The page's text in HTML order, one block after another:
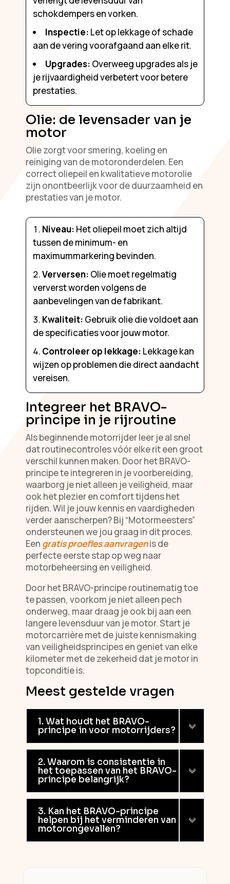
schokdempers en vorken.
Inspectie: Let op lekkage of schade
aan de vering voorafgaand aan elke rit.
Upgrades: Overweeg upgrades als je
je rijvaardigheid verbetert voor betere
prestaties.
Olie: de levensader van je
motor
Olie zorgt voor smering, koeling en
reiniging van de motoronderdelen. Een
correct oliepeil en kwalitatieve motorolie
zijn onontbeerlijk voor de duurzaamheid en
prestaties van je motor.
Niveau: Het oliepeil moet zich altijd
tussen de minimum- en
maximummarkering bevinden.
Verversen: Olie moet regelmatig
ververst worden volgens de
aanbevelingen van de fabrikant.
Kwaliteit: Gebruik olie die voldoet aan
de specificaties voor jouw motor.
Controleer op lekkage: Lekkage kan
wijzen op problemen die direct aandacht
vereisen.
Integreer het BRAVO-
principe in je rijroutine
Als beginnende motorrijder leer je al snel
dat routinecontroles vóór elke rit een groot
verschil kunnen maken. Door het BRAVO-
principe te integreren in je voorbereiding,
waarborg je niet alleen je veiligheid, maar
ook het plezier en comfort tijdens het
rijden. Wil je jouw kennis en vaardigheden
verder aanscherpen? Bij “Motormeesters”
ondersteunen we jou graag in dit proces.
Een gratis proefles aanvragenis de
perfecte eerste stap op weg naar
motorbeheersing en veiligheid.
Door het BRAVO-principe routinematig toe
te passen, voorkom je niet alleen pech
onderweg, maar draag je ook bij aan een
langere levensduur van je motor. Start je
motorcarrière met de juiste kennismaking
van veiligheidsprincipes en geniet van elke
kilometer met de zekerheid dat je motor in
topconditie is.
Meest gestelde vragen
1. Wat houdt het BRAVO-
principe in voor motorrijders?
2. Waarom is consistentie in
het toepassen van het BRAVO-
principe belangrijk?
3. Kan het BRAVO-principe
helpen bij het verminderen van
motorongevallen?